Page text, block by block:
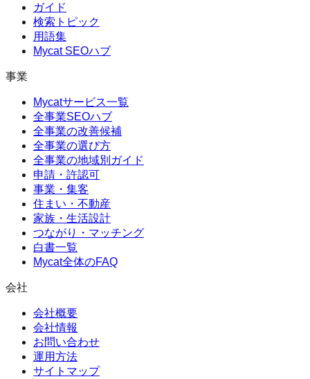
ガイド
検索トピック
用語集
Mycat SEOハブ
事業
Mycatサービス一覧
全事業SEOハブ
全事業の改善候補
全事業の選び方
全事業の地域別ガイド
申請・許認可
事業・集客
住まい・不動産
家族・生活設計
つながり・マッチング
白書一覧
Mycat全体のFAQ
会社
会社概要
会社情報
お問い合わせ
運用方法
サイトマップ